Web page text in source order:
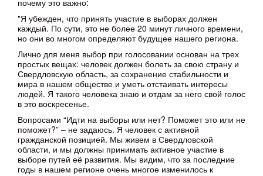
почему это важно:
"Я убежден, что принять участие в выборах должен
каждый. По сути, это не более 20 минут личного времени,
но они во многом определяют будущее нашего региона.
Лично для меня выбор при голосовании основан на трех
простых вещах: человек должен болеть за свою страну и
Свердловскую область, за сохранение стабильности и
мира в нашем обществе и уметь отстаивать интересы
людей. Я такого человека знаю и отдам за него свой голос
в это воскресенье.
Вопросами “Идти на выборы или нет? Поможет это или не
поможет?” – не задаюсь. Я человек с активной
гражданской позицией. Мы живем в Свердловской
области, и мы должны принимать активное участие в
выборе путей её развития. Мы видим, что за последние
годы в нашем регионе очень многое изменилось к